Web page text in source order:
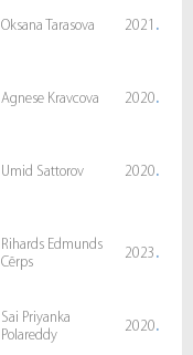
Oksana Tarasova 2021 .
Agnese Kravcova 2020.
Umid Sattorov 2020.
Rihards Edmunds
Cērps
2023 .
Sai Priyanka
Polareddy
2020.